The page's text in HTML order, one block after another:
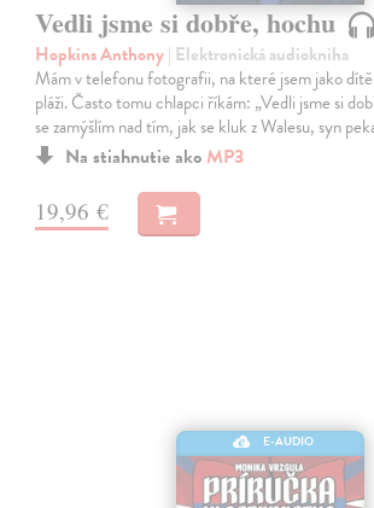
Vedli jsme si dobře, hochu
Hopkins Anthony| Elektronická audiokniha
Mám v telefonu fotografii, na které jsem jako
pláži. Často tomu chlapci říkám: „Vedli jsme si
se zamýšlím nad tím, jak se kluk z Walesu, syn
Na stiahnutie ako MP3
19,96 €
E-AUDIO